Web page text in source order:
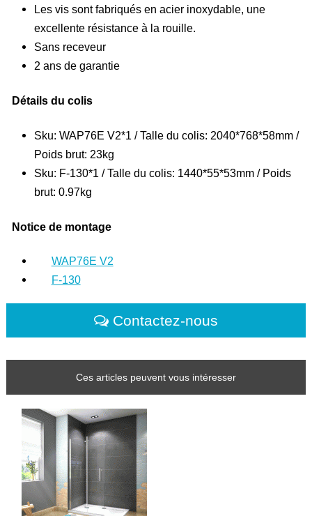
Les vis sont fabriqués en acier inoxydable, une
excellente résistance à la rouille.
Sans receveur
2 ans de garantie
Détails du colis
Sku: WAP76E V2*1 / Talle du colis: 2040*768*58mm /
Poids brut: 23kg
Sku: F-130*1 / Talle du colis: 1440*55*53mm / Poids
brut: 0.97kg
Notice de montage
WAP76E V2
F-130
Contactez-nous
Ces articles peuvent vous intéresser